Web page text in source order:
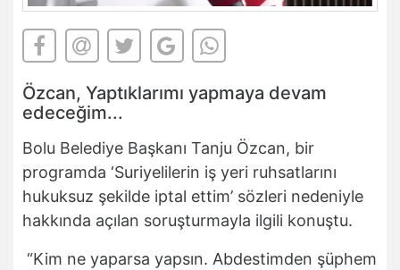
Özcan, Yaptıklarımı yapmaya devam
edeceğim...
Bolu Belediye Başkanı Tanju Özcan, bir
programda ‘Suriyelilerin iş yeri ruhsatlarını
hukuksuz şekilde iptal ettim’ sözleri nedeniyle
hakkında açılan soruşturmayla ilgili konuştu.
“Kim ne yaparsa yapsın. Abdestimden şüphem